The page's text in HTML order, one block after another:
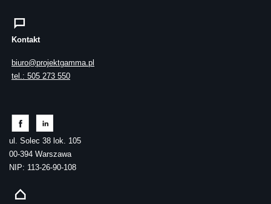
Kontakt
biuro@projektgamma.pl
tel.: 505 273 550
ul. Solec 38 lok. 105
00-394 Warszawa
NIP: 113-26-90-108